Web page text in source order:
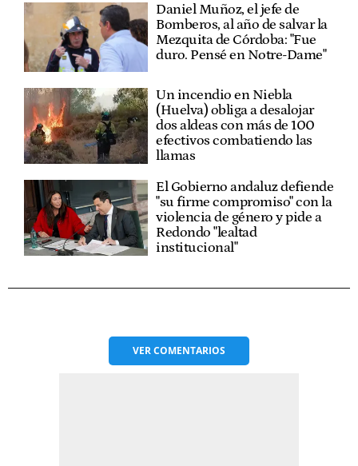
Daniel Muñoz, el jefe de
Bomberos, al año de salvar la
Mezquita de Córdoba: "Fue
duro. Pensé en Notre-Dame"
Un incendio en Niebla
(Huelva) obliga a desalojar
dos aldeas con más de 100
efectivos combatiendo las
llamas
El Gobierno andaluz defiende
"su firme compromiso" con la
violencia de género y pide a
Redondo "lealtad
institucional"
VERCOMENTARIOS